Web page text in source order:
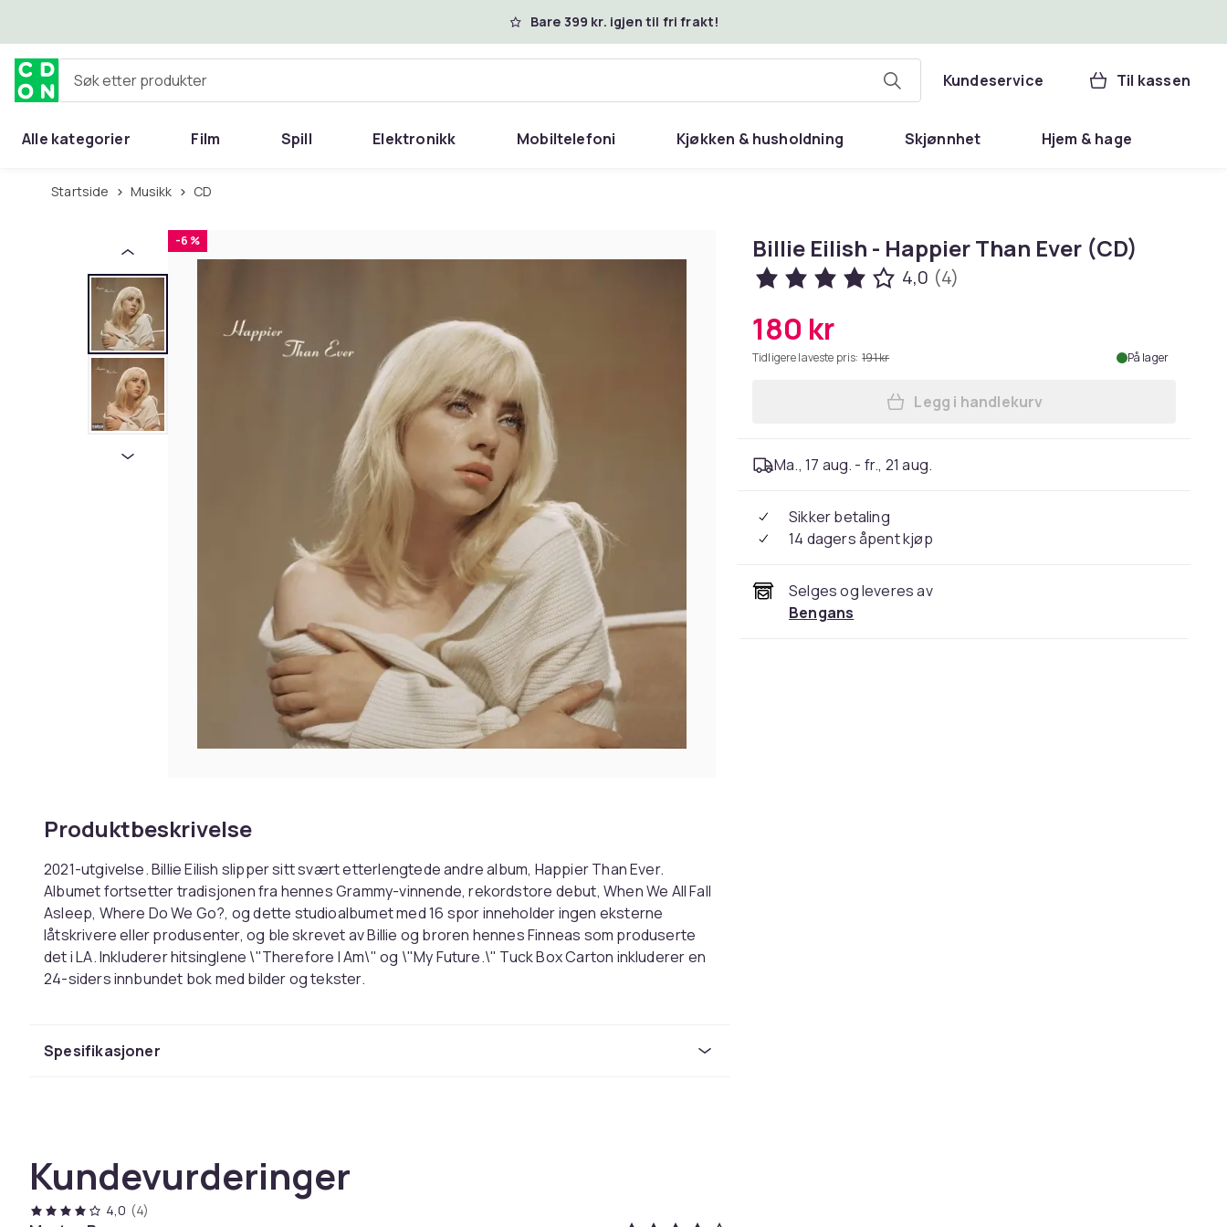
Bare 399 kr. igjen til fri frakt!
Søk etter produkter Kundeservice Til kassen
Alle kategorier Film Spill Elektronikk Mobiltelefoni Kjøkken & husholdning Skjønnhet Hjem & hage
Startside Musikk CD
-6 %
Produktbeskrivelse
2021-utgivelse. Billie Eilish slipper sitt svært etterlengtede andre album, Happier Than Ever.
Albumet fortsetter tradisjonen fra hennes Grammy-vinnende, rekordstore debut, When We All Fall
Asleep, Where Do We Go?, og dette studioalbumet med 16 spor inneholder ingen eksterne
låtskrivere eller produsenter, og ble skrevet av Billie og broren hennes Finneas som produserte
det i LA. Inkluderer hitsinglene \"Therefore I Am\" og \"My Future.\" Tuck Box Carton inkluderer en
24-siders innbundet bok med bilder og tekster.
Artist: Billie Eilish
Strekkode: 0602435973654
Utgivelsesdato: 2021-07-30
Spesifikasjoner
Kundevurderinger
4,0 (4)
Billie Eilish - Happier Than Ever (CD)
4,0 (4)
180 kr
Tidligere laveste pris: 191 kr På lager
Legg Billie Eilish - Happier Than
Legg i handlekurv
Ma., 17 aug. - fr., 21 aug.
Sikker betaling
14 dagers åpent kjøp
Selges og leveres av
Bengans